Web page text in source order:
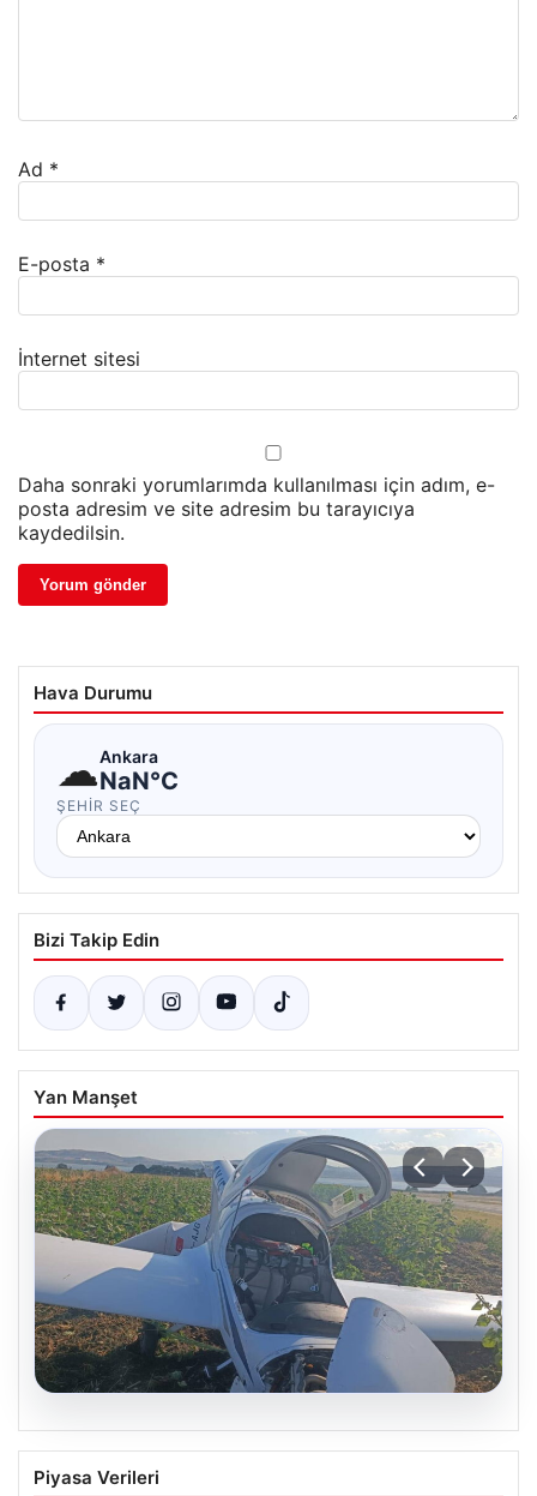
Ad *
E-posta *
İnternet sitesi
Daha sonraki yorumlarımda kullanılması için adım, e-
posta adresim ve site adresim bu tarayıcıya
kaydedilsin.
Hava Durumu
☁Ankara
NaN°C
ŞEHIR SEÇ
Bizi Takip Edin
Yan Manşet
Uçak sert iniş yaptı: Pilot yaralandı
Piyasa Verileri